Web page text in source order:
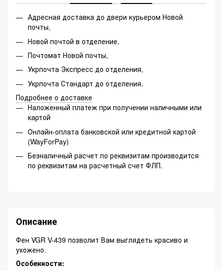
Адресная доставка до двери курьером Новой
почты,
Новой почтой в отделение,
Почтомат Новой почты,
Укрпочта Экспресс до отделения,
Укрпочта Стандарт до отделения.
Подробнее о доставке
Наложенный платеж при получении наличными или
картой
Онлайн-оплата банковской или кредитной картой
(WayForPay)
Безналичный расчет по реквизитам производится
по реквизитам на расчетный счет ФЛП.
Описание
Фен VGR V-439 позволит Вам выглядеть красиво и
ухожено.
Особенности: